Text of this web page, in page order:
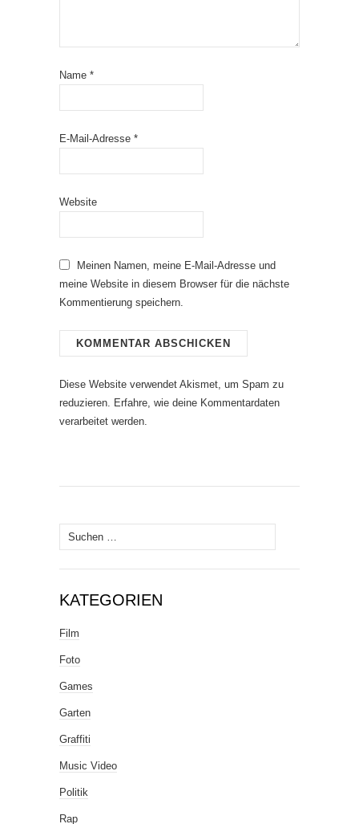
Name *
E-Mail-Adresse *
Website
Meinen Namen, meine E-Mail-Adresse und
meine Website in diesem Browser für die nächste
Kommentierung speichern.
Diese Website verwendet Akismet, um Spam zu
reduzieren. Erfahre, wie deine Kommentardaten
verarbeitet werden.
Suche
nach:
KATEGORIEN
Film
Foto
Games
Garten
Graffiti
Music Video
Politik
Rap